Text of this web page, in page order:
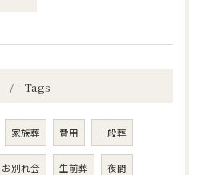
Tags
家族葬 費用 一般葬
お別れ会 生前葬 夜間